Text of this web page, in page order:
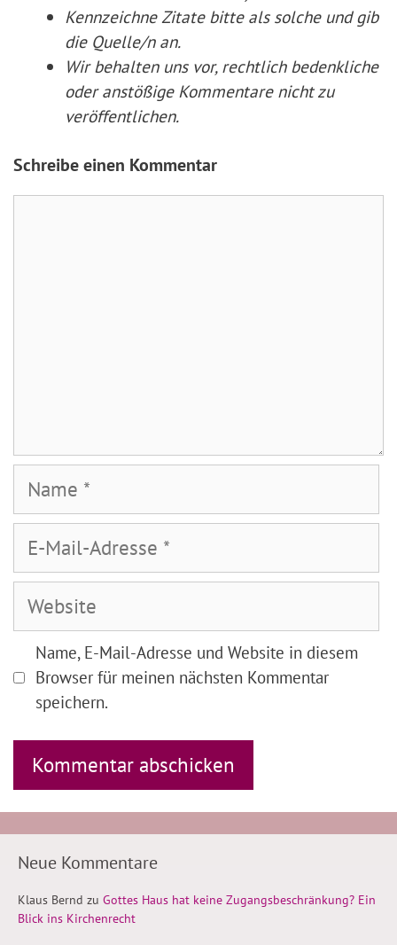
Kennzeichne Zitate bitte als solche und gib
die Quelle/n an.
Wir behalten uns vor, rechtlich bedenkliche
oder anstößige Kommentare nicht zu
veröffentlichen.
Schreibe einen Kommentar
Mail-
Adresse
Name, E-Mail-Adresse und Website in diesem
Browser für meinen nächsten Kommentar
speichern.
Neue Kommentare
Klaus Bernd zu Gottes Haus hat keine Zugangsbeschränkung? Ein
Blick ins Kirchenrecht